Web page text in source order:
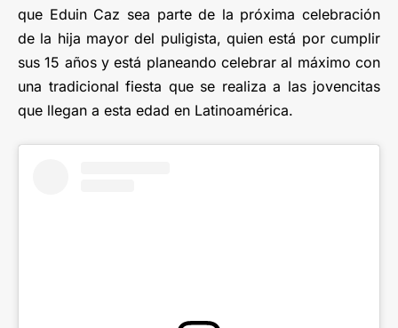
que Eduin Caz sea parte de la próxima celebración
de la hija mayor del puligista, quien está por cumplir
sus 15 años y está planeando celebrar al máximo con
una tradicional fiesta que se realiza a las jovencitas
que llegan a esta edad en Latinoamérica.